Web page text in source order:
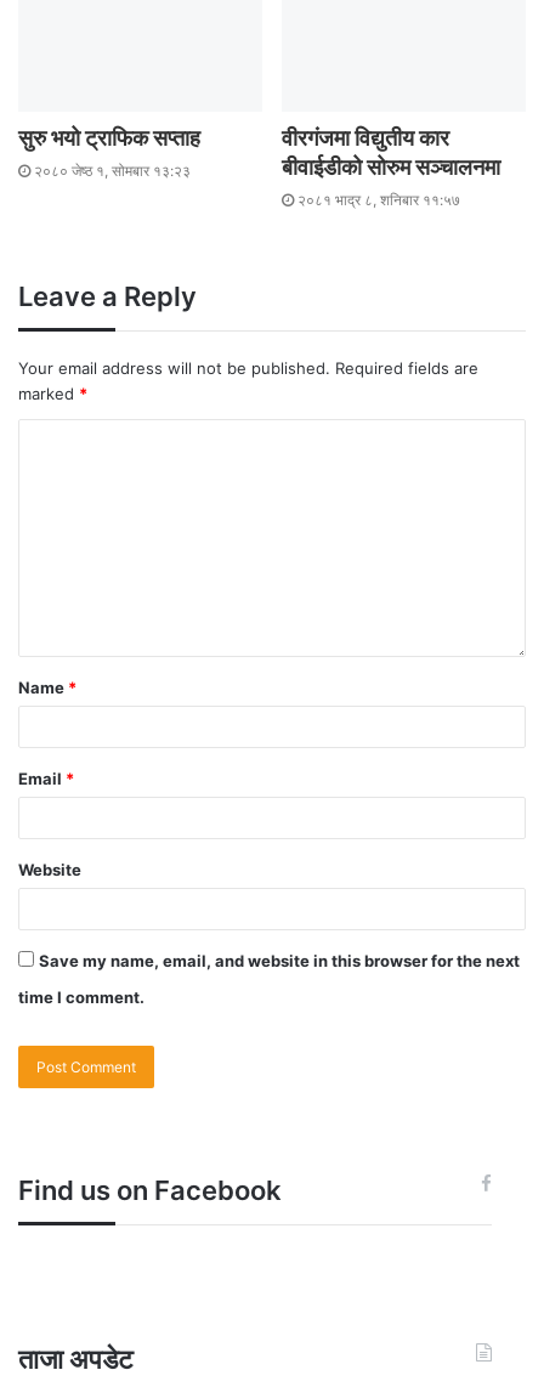
सुरु भयो ट्राफिक सप्ताह
२०८० जेष्ठ १, सोमबार १३:२३
वीरगंजमा विद्युतीय कार
बीवाईडीको सोरुम सञ्चालनमा
२०८१ भाद्र ८, शनिबार ११:५७
Leave a Reply
Your email address will not be published. Required fields are
marked *
Name *
Email *
Website
Save my name, email, and website in this browser for the next
time I comment.
Find us on Facebook
ताजा अपडेट